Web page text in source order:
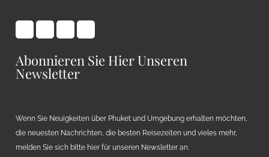
Abonnieren Sie Hier Unseren
Newsletter
Wenn Sie Neuigkeiten über Phuket und Umgebung erhalten möchten,
die neuesten Nachrichten, die besten Reisezeiten und vieles mehr,
melden Sie sich bitte hier für unseren Newsletter an.